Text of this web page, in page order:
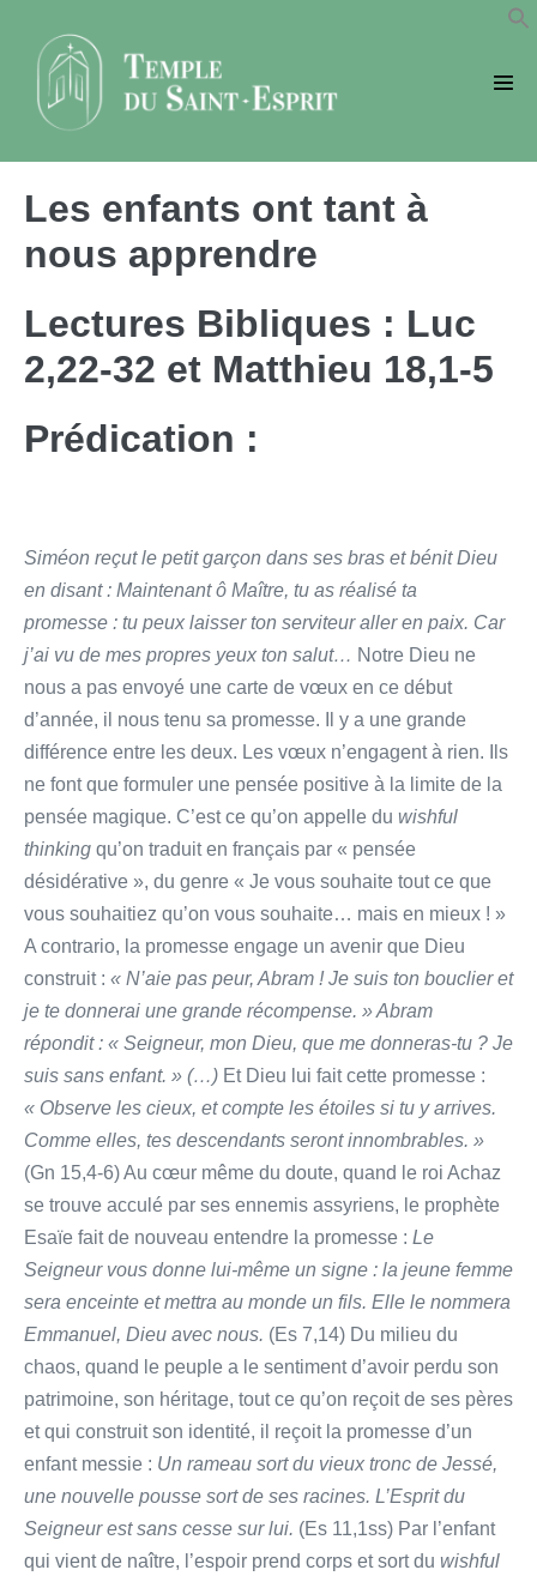
contenu
Les enfants ont tant à
nous apprendre
Lectures Bibliques : Luc
2,22-32 et Matthieu 18,1-5
Prédication :
Siméon reçut le petit garçon dans ses bras et bénit Dieu
en disant : Maintenant ô Maître, tu as réalisé ta
promesse : tu peux laisser ton serviteur aller en paix. Car
j’ai vu de mes propres yeux ton salut… Notre Dieu ne
nous a pas envoyé une carte de vœux en ce début
d’année, il nous tenu sa promesse. Il y a une grande
différence entre les deux. Les vœux n’engagent à rien. Ils
ne font que formuler une pensée positive à la limite de la
pensée magique. C’est ce qu’on appelle du wishful
thinking qu’on traduit en français par « pensée
désidérative », du genre « Je vous souhaite tout ce que
vous souhaitiez qu’on vous souhaite… mais en mieux ! »
A contrario, la promesse engage un avenir que Dieu
construit : « N’aie pas peur, Abram ! Je suis ton bouclier et
je te donnerai une grande récompense. » Abram
répondit : « Seigneur, mon Dieu, que me donneras-tu ? Je
suis sans enfant. » (…) Et Dieu lui fait cette promesse :
« Observe les cieux, et compte les étoiles si tu y arrives.
Comme elles, tes descendants seront innombrables. »
(Gn 15,4-6) Au cœur même du doute, quand le roi Achaz
se trouve acculé par ses ennemis assyriens, le prophète
Esaïe fait de nouveau entendre la promesse : Le
Seigneur vous donne lui-même un signe : la jeune femme
sera enceinte et mettra au monde un fils. Elle le nommera
Emmanuel, Dieu avec nous. (Es 7,14) Du milieu du
chaos, quand le peuple a le sentiment d’avoir perdu son
patrimoine, son héritage, tout ce qu’on reçoit de ses pères
et qui construit son identité, il reçoit la promesse d’un
enfant messie : Un rameau sort du vieux tronc de Jessé,
une nouvelle pousse sort de ses racines. L’Esprit du
Seigneur est sans cesse sur lui. (Es 11,1ss) Par l’enfant
qui vient de naître, l’espoir prend corps et sort du wishful